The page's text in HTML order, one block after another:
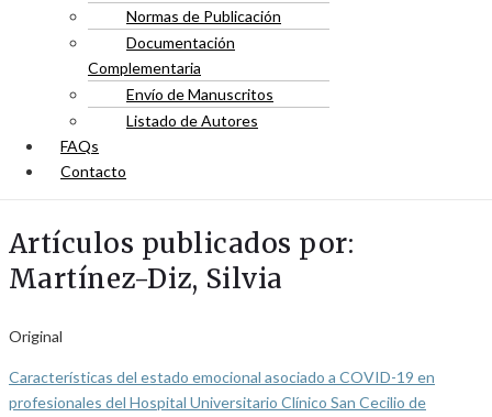
Normas de Publicación
Documentación
Complementaria
Envío de Manuscritos
Listado de Autores
FAQs
Contacto
Artículos publicados por:
Martínez-Diz, Silvia
Original
Características del estado emocional asociado a COVID-19 en
profesionales del Hospital Universitario Clínico San Cecilio de